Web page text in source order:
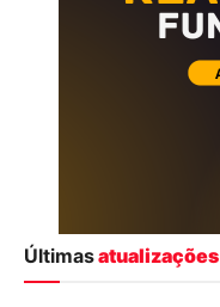
Últimasatualizações